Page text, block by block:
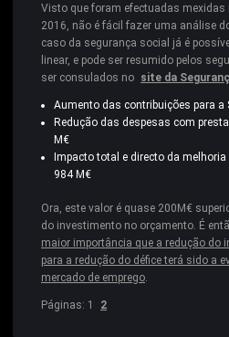
Visto que foram efectuadas mexidas
2016, não é fácil fazer uma análise
caso da segurança social já é
linear, e pode ser resumido pelos
ser consulados no site da
Aumento das contribuições para a
Redução das despesas com
M€
Impacto total e directo da
984 M€
Ora, este valor é quase 200M€
do investimento no orçamento. É
maior importância que a redução do
para a redução do défice terá sido a
mercado de emprego.
Páginas: 1 2